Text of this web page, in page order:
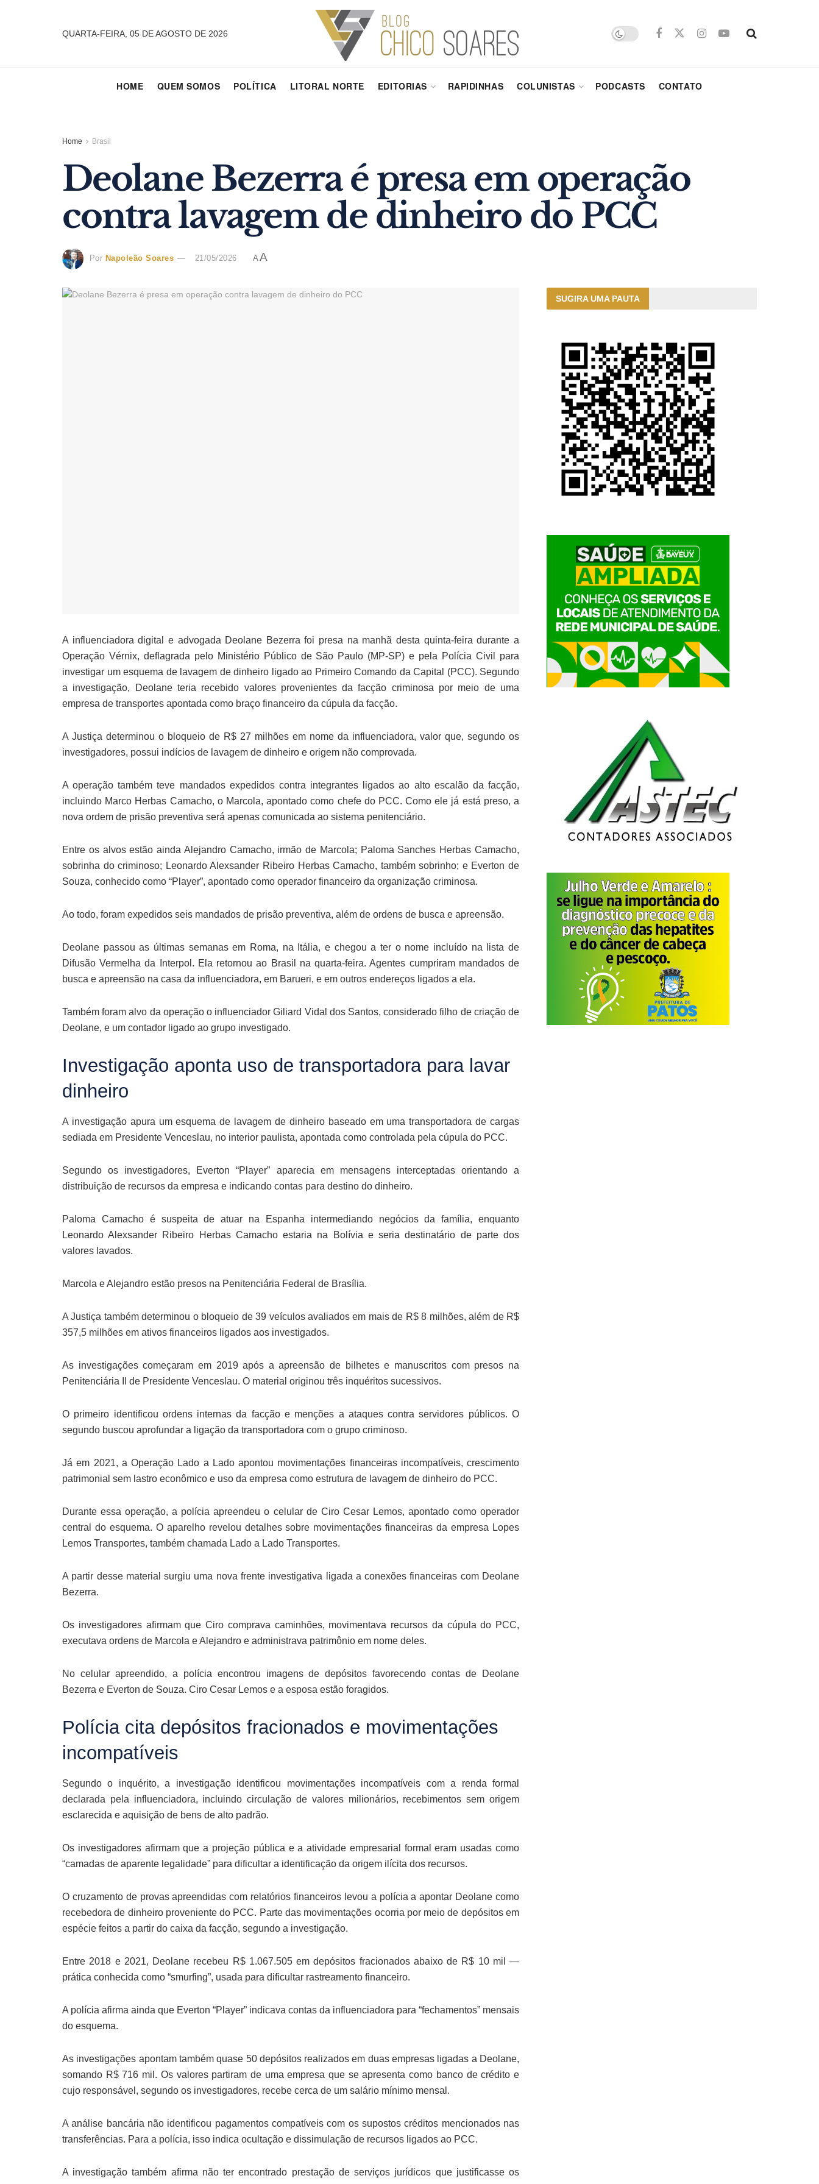
QUARTA-FEIRA, 05 DE AGOSTO DE 2026
HOME QUEM SOMOS POLÍTICA LITORAL NORTE EDITORIAS RAPIDINHAS COLUNISTAS PODCASTS CONTATO
Home Brasil
Deolane Bezerra é presa em operação
contra lavagem de dinheiro do PCC
Por Napoleão Soares 21/05/2026 AA
A influenciadora digital e advogada Deolane Bezerra foi presa na manhã desta quinta-feira durante a
Operação Vérnix, deflagrada pelo Ministério Público de São Paulo (MP-SP) e pela Polícia Civil para
investigar um esquema de lavagem de dinheiro ligado ao Primeiro Comando da Capital (PCC). Segundo
a investigação, Deolane teria recebido valores provenientes da facção criminosa por meio de uma
empresa de transportes apontada como braço financeiro da cúpula da facção.
A Justiça determinou o bloqueio de R$ 27 milhões em nome da influenciadora, valor que, segundo os
investigadores, possui indícios de lavagem de dinheiro e origem não comprovada.
A operação também teve mandados expedidos contra integrantes ligados ao alto escalão da facção,
incluindo Marco Herbas Camacho, o Marcola, apontado como chefe do PCC. Como ele já está preso, a
nova ordem de prisão preventiva será apenas comunicada ao sistema penitenciário.
Entre os alvos estão ainda Alejandro Camacho, irmão de Marcola; Paloma Sanches Herbas Camacho,
sobrinha do criminoso; Leonardo Alexsander Ribeiro Herbas Camacho, também sobrinho; e Everton de
Souza, conhecido como “Player”, apontado como operador financeiro da organização criminosa.
Ao todo, foram expedidos seis mandados de prisão preventiva, além de ordens de busca e apreensão.
Deolane passou as últimas semanas em Roma, na Itália, e chegou a ter o nome incluído na lista de
Difusão Vermelha da Interpol. Ela retornou ao Brasil na quarta-feira. Agentes cumpriram mandados de
busca e apreensão na casa da influenciadora, em Barueri, e em outros endereços ligados a ela.
Também foram alvo da operação o influenciador Giliard Vidal dos Santos, considerado filho de criação de
Deolane, e um contador ligado ao grupo investigado.
Investigação aponta uso de transportadora para lavar
dinheiro
A investigação apura um esquema de lavagem de dinheiro baseado em uma transportadora de cargas
sediada em Presidente Venceslau, no interior paulista, apontada como controlada pela cúpula do PCC.
Segundo os investigadores, Everton “Player” aparecia em mensagens interceptadas orientando a
distribuição de recursos da empresa e indicando contas para destino do dinheiro.
Paloma Camacho é suspeita de atuar na Espanha intermediando negócios da família, enquanto
Leonardo Alexsander Ribeiro Herbas Camacho estaria na Bolívia e seria destinatário de parte dos
valores lavados.
Marcola e Alejandro estão presos na Penitenciária Federal de Brasília.
A Justiça também determinou o bloqueio de 39 veículos avaliados em mais de R$ 8 milhões, além de R$
357,5 milhões em ativos financeiros ligados aos investigados.
As investigações começaram em 2019 após a apreensão de bilhetes e manuscritos com presos na
Penitenciária II de Presidente Venceslau. O material originou três inquéritos sucessivos.
O primeiro identificou ordens internas da facção e menções a ataques contra servidores públicos. O
segundo buscou aprofundar a ligação da transportadora com o grupo criminoso.
Já em 2021, a Operação Lado a Lado apontou movimentações financeiras incompatíveis, crescimento
patrimonial sem lastro econômico e uso da empresa como estrutura de lavagem de dinheiro do PCC.
Durante essa operação, a polícia apreendeu o celular de Ciro Cesar Lemos, apontado como operador
central do esquema. O aparelho revelou detalhes sobre movimentações financeiras da empresa Lopes
Lemos Transportes, também chamada Lado a Lado Transportes.
A partir desse material surgiu uma nova frente investigativa ligada a conexões financeiras com Deolane
Bezerra.
Os investigadores afirmam que Ciro comprava caminhões, movimentava recursos da cúpula do PCC,
executava ordens de Marcola e Alejandro e administrava patrimônio em nome deles.
No celular apreendido, a polícia encontrou imagens de depósitos favorecendo contas de Deolane
Bezerra e Everton de Souza. Ciro Cesar Lemos e a esposa estão foragidos.
Polícia cita depósitos fracionados e movimentações
incompatíveis
Segundo o inquérito, a investigação identificou movimentações incompatíveis com a renda formal
declarada pela influenciadora, incluindo circulação de valores milionários, recebimentos sem origem
esclarecida e aquisição de bens de alto padrão.
Os investigadores afirmam que a projeção pública e a atividade empresarial formal eram usadas como
“camadas de aparente legalidade” para dificultar a identificação da origem ilícita dos recursos.
O cruzamento de provas apreendidas com relatórios financeiros levou a polícia a apontar Deolane como
recebedora de dinheiro proveniente do PCC. Parte das movimentações ocorria por meio de depósitos em
espécie feitos a partir do caixa da facção, segundo a investigação.
Entre 2018 e 2021, Deolane recebeu R$ 1.067.505 em depósitos fracionados abaixo de R$ 10 mil —
prática conhecida como “smurfing”, usada para dificultar rastreamento financeiro.
A polícia afirma ainda que Everton “Player” indicava contas da influenciadora para “fechamentos” mensais
do esquema.
As investigações apontam também quase 50 depósitos realizados em duas empresas ligadas a Deolane,
somando R$ 716 mil. Os valores partiram de uma empresa que se apresenta como banco de crédito e
cujo responsável, segundo os investigadores, recebe cerca de um salário mínimo mensal.
A análise bancária não identificou pagamentos compatíveis com os supostos créditos mencionados nas
transferências. Para a polícia, isso indica ocultação e dissimulação de recursos ligados ao PCC.
A investigação também afirma não ter encontrado prestação de serviços jurídicos que justificasse os
SUGIRA UMA PAUTA